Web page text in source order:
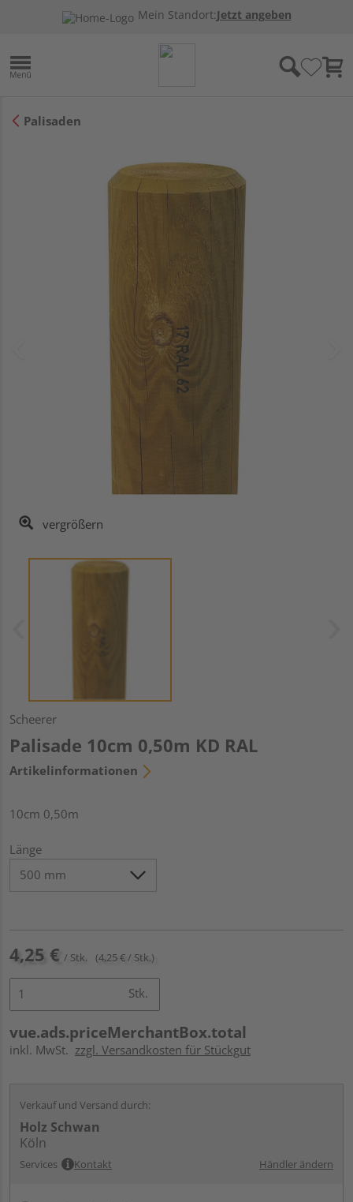
Mein Standort:Jetzt angeben
Palisaden
vergrößern
Scheerer
Palisade 10cm 0,50m KD RAL
Artikelinformationen
10cm 0,50m
Länge
4,25 € / Stk. (4,25 € / Stk.)
Stk.
vue.ads.priceMerchantBox.total
inkl. MwSt. zzgl. Versandkosten für Stückgut
Verkauf und Versand durch:
Holz Schwan
Köln
Services Kontakt Händler ändern